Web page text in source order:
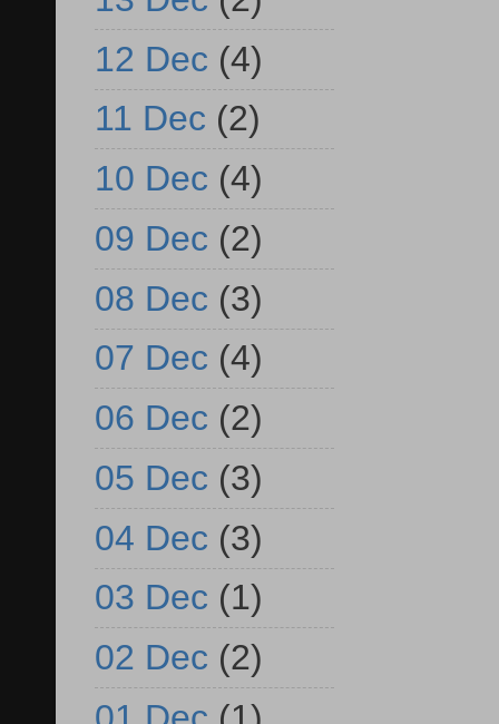
12 Dec (4)
11 Dec (2)
10 Dec (4)
09 Dec (2)
08 Dec (3)
07 Dec (4)
06 Dec (2)
05 Dec (3)
04 Dec (3)
03 Dec (1)
02 Dec (2)